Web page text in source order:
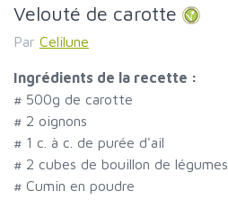
Velouté de carotte
Par Celilune
Ingrédients de la recette :
# 500g de carotte
# 2 oignons
# 1 c. à c. de purée d'ail
# 2 cubes de bouillon de légumes
# Cumin en poudre